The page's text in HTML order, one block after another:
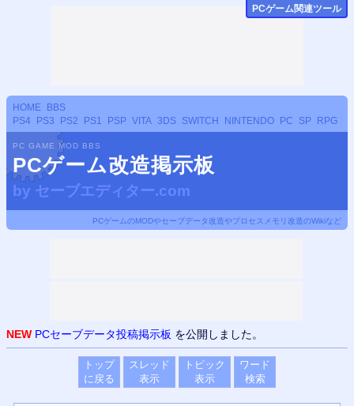
HOME
BBS
PS4
PS3 PS2 PS1 PSP VITA 3DS SWITCH NINTENDO PC SP RPG
PC GAME MOD BBS
PCゲーム改造掲示板
by セーブエディター.com
PCゲームのMODやセーブデータ改造やプロセスメモリ改造のWikiなど
NEW PCセーブデータ投稿掲示板 を公開しました。
トップ
に戻る
スレッド
表示
トピック
表示
ワード
検索
PCゲーム関連ツール